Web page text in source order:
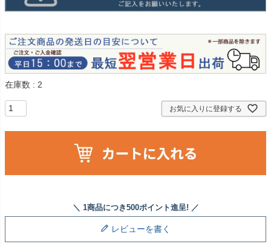
在庫数 2
お気に入りに登録する
レビューを書く